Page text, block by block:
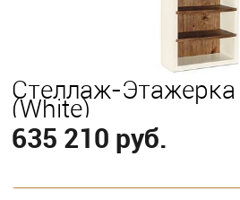
Стеллаж-Этажерка
(White)
635 210 руб.